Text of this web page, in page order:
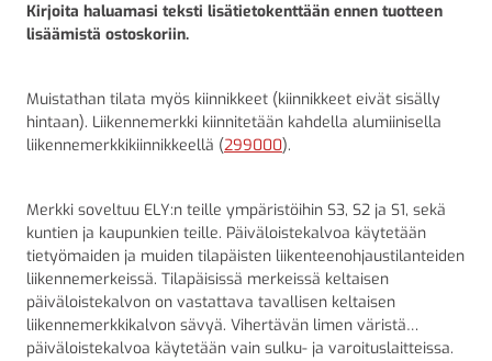
Kirjoita haluamasi teksti lisätietokenttään ennen tuotteen
lisäämistä ostoskoriin.
Muistathan tilata myös kiinnikkeet (kiinnikkeet eivät sisälly
hintaan). Liikennemerkki kiinnitetään kahdella alumiinisella
liikennemerkkikiinnikkeellä (299000).
Merkki soveltuu ELY:n teille ympäristöihin S3, S2 ja S1, sekä
kuntien ja kaupunkien teille. Päiväloistekalvoa käytetään
tietyömaiden ja muiden tilapäisten liikenteenohjaustilanteiden
liikennemerkeissä. Tilapäisissä merkeissä keltaisen
päiväloistekalvon on vastattava tavallisen keltaisen
liikennemerkkikalvon sävyä. Vihertävän limen väristä
päiväloistekalvoa käytetään vain sulku- ja varoituslaitteissa.